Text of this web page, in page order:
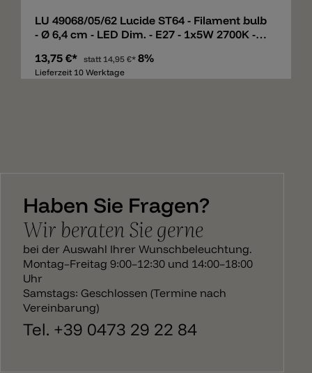
LU 49068/05/62 Lucide ST64 - Filament bulb
- Ø 6,4 cm - LED Dim. - E27 - 1x5W 2700K -
13,75 €* statt 14,95 €* 8%
Lieferzeit 10 Werktage
Haben Sie Fragen?
Wir beraten Sie gerne
bei der Auswahl Ihrer Wunschbeleuchtung.
Montag–Freitag 9:00–12:30 und 14:00–18:00
Uhr
Samstags: Geschlossen (Termine nach
Vereinbarung)
Tel. +39 0473 29 22 84